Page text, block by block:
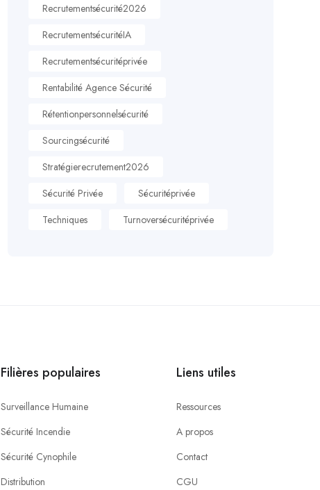
Recrutementsécurité2026
RecrutementsécuritéIA
Recrutementsécuritéprivée
Rentabilité Agence Sécurité
Rétentionpersonnelsécurité
Sourcingsécurité
Stratégierecrutement2026
Sécurité Privée
Sécuritéprivée
Techniques
Turnoversécuritéprivée
Filières populaires
Surveillance Humaine
Sécurité Incendie
Sécurité Cynophile
Distribution
Liens utiles
Ressources
A propos
Contact
CGU